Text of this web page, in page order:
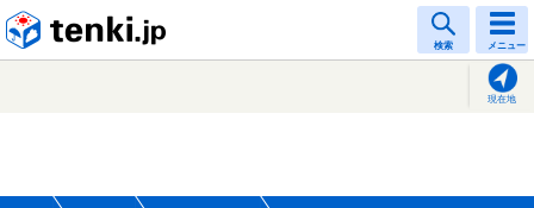
検索 メニュー
現在地